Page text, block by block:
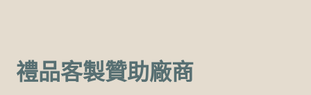
禮品客製贊助廠商